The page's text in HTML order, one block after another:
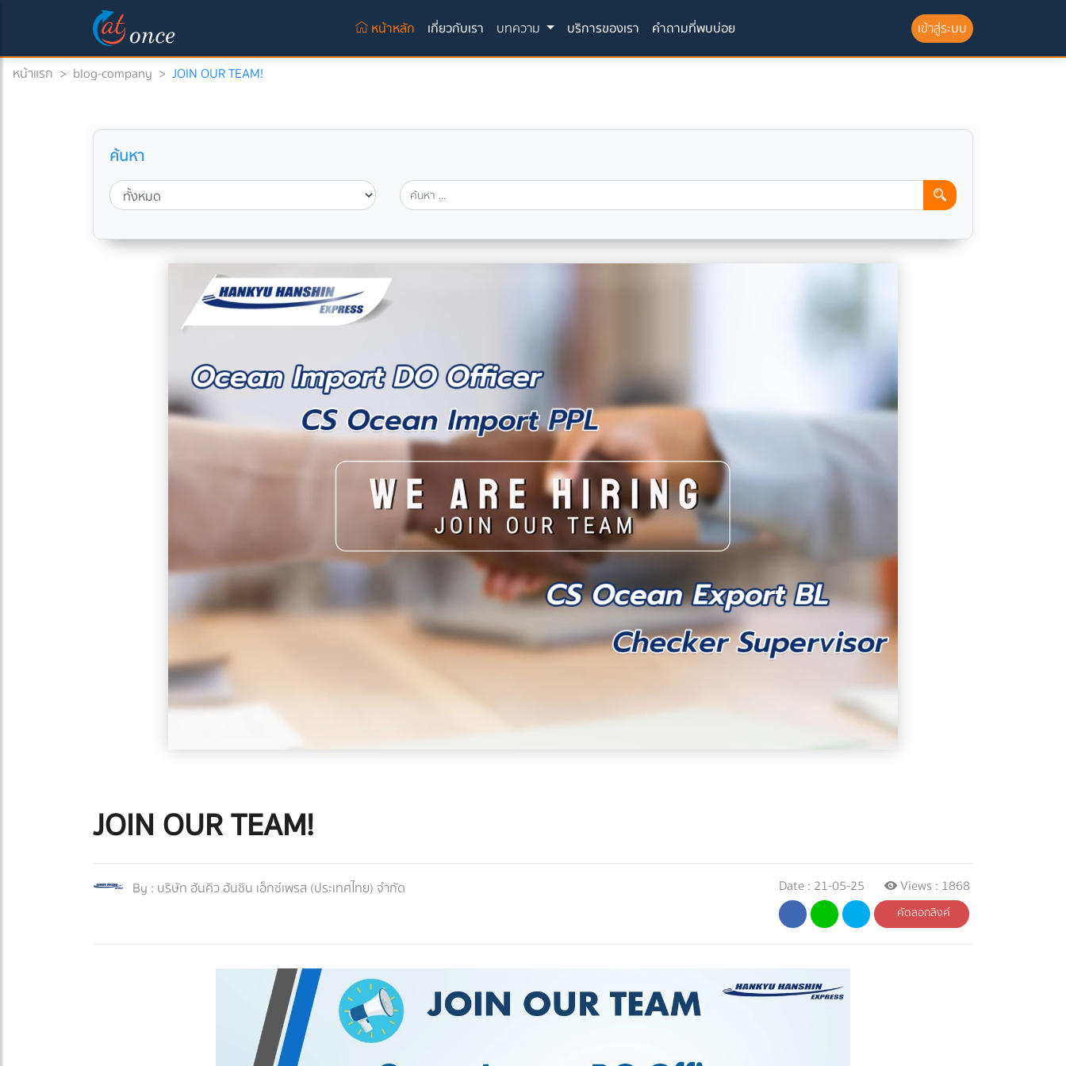
หน้าหลัก (current)
เกี่ยวกับเรา บทความ บริการของเรา คำถามที่พบบ่อย เข้าสู่ระบบ
หน้าแรก > blog-company > JOIN OUR TEAM!
ค้นหา
JOIN OUR TEAM!
By : บริษัท ฮันคิว ฮันชิน เอ็กซ์เพรส (ประเทศไทย) จำกัด Date : 21-05-25 Views : 1868
คัดลอกลิงค์